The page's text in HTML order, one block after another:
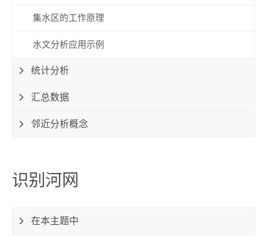
集水区的工作原理
水文分析应用示例
统计分析
汇总数据
邻近分析概念
识别河网
在本主题中